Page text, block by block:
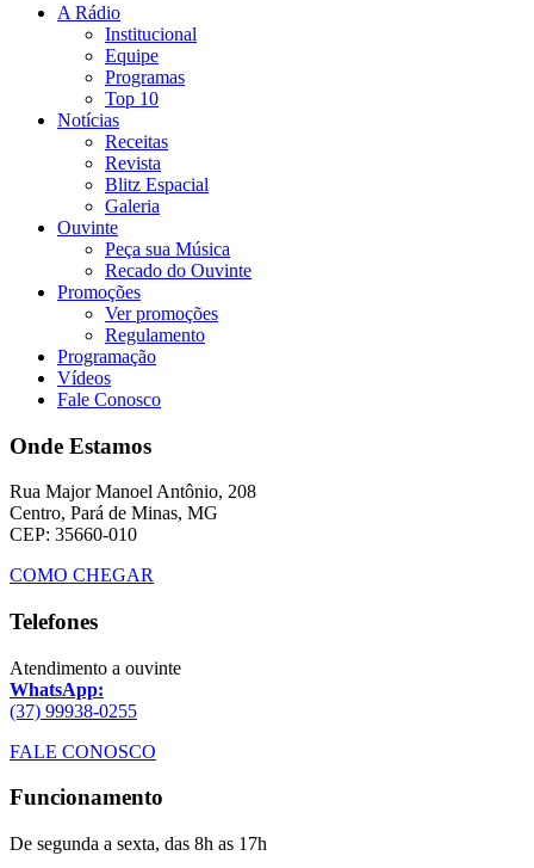
A Rádio
Institucional
Equipe
Programas
Top 10
Notícias
Receitas
Revista
Blitz Espacial
Galeria
Ouvinte
Peça sua Música
Recado do Ouvinte
Promoções
Ver promoções
Regulamento
Programação
Vídeos
Fale Conosco
Onde Estamos
Rua Major Manoel Antônio, 208
Centro, Pará de Minas, MG
CEP: 35660-010
COMO CHEGAR
Telefones
Atendimento a ouvinte
WhatsApp:
(37) 99938-0255
FALE CONOSCO
Funcionamento
De segunda a sexta, das 8h as 17h